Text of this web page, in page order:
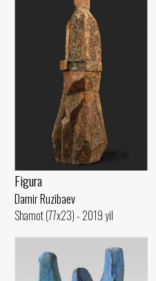
Figura
Damir Ruzibaev
Shamot (77x23) - 2019 yil